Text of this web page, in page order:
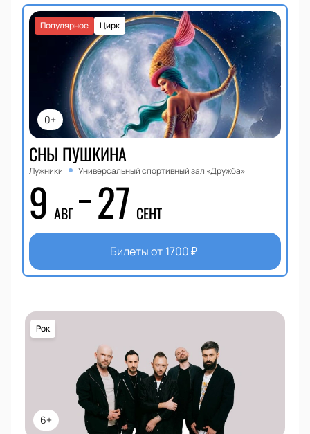
0+
Цирк
Популярное
СНЫ ПУШКИНА
Лужники Универсальный спортивный зал «Дружба»
9 АВГ 27 СЕНТ
Билеты от 1700₽
6+
Рок